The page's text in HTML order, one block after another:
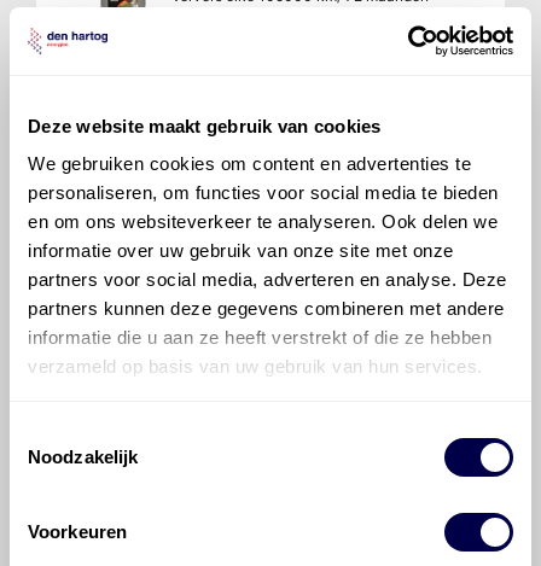
Deze website maakt gebruik van cookies
We gebruiken cookies om content en advertenties te
personaliseren, om functies voor social media te bieden
en om ons websiteverkeer te analyseren. Ook delen we
informatie over uw gebruik van onze site met onze
partners voor social media, adverteren en analyse. Deze
partners kunnen deze gegevens combineren met andere
informatie die u aan ze heeft verstrekt of die ze hebben
verzameld op basis van uw gebruik van hun services.
Noodzakelijk
Voorkeuren
Mobil Delvac 1 Gear Oil 75W90
Ververs elke 105000 km/ 72 maanden
Mobil 75W90 Multi-Vehicle
Ververs elke 105000 km/ 72 maanden